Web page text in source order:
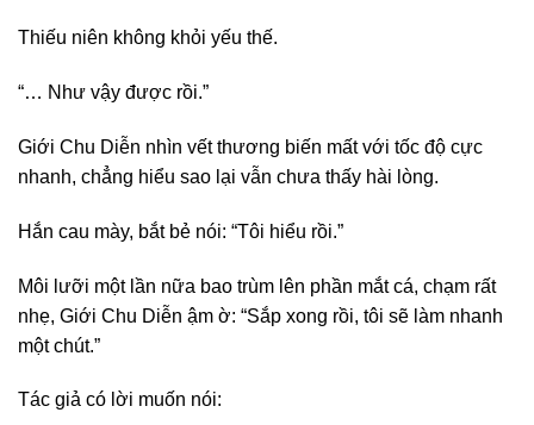
Thiếu niên không khỏi yếu thế.
“… Như vậy được rồi.”
Giới Chu Diễn nhìn vết thương biến mất với tốc độ cực
nhanh, chẳng hiểu sao lại vẫn chưa thấy hài lòng.
Hắn cau mày, bắt bẻ nói: “Tôi hiểu rồi.”
Môi lưỡi một lần nữa bao trùm lên phần mắt cá, chạm rất
nhẹ, Giới Chu Diễn ậm ờ: “Sắp xong rồi, tôi sẽ làm nhanh
một chút.”
Tác giả có lời muốn nói: